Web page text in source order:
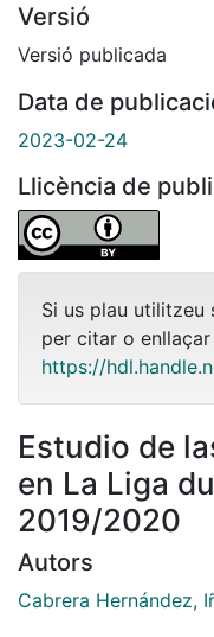
Versió
Versió publicada
Data de
2023-02-24
Llicència de
Si us plau
per citar o
https://
Estudio de
en La Liga
2019/2020
Autors
Cabrera Hernández,